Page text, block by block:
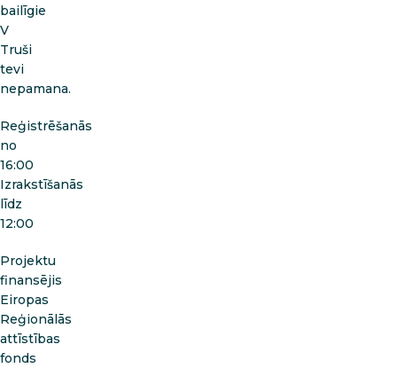
bailīgie
V
Truši
tevi
nepamana.
Reģistrēšanās
no
16:00
Izrakstīšanās
līdz
12:00
Projektu
finansējis
Eiropas
Reģionālās
attīstības
fonds